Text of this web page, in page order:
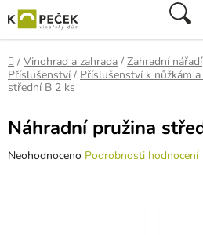
na
obsah
Domů
/ Vinohrad a zahrada / Zahradní nářadí
Příslušenství / Příslušenství k nůžkám
střední B 2 ks
Náhradní pružina
Průměrné
Neohodnoceno Podrobnosti hodnocení